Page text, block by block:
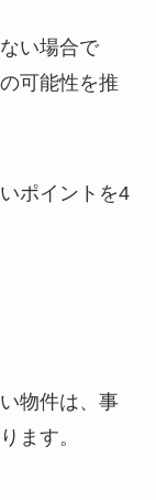
い場合で
可能性を推
ポイントを4
物件は、事
ます。